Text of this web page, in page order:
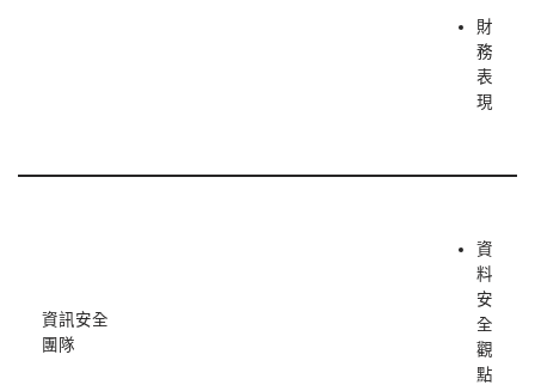
財
務
表
現
資訊安全
團隊
資
料
安
全
觀
點